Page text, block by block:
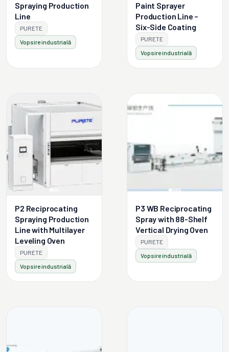
Spraying Production
Line
PURETE
Vopsire industrială
Paint Sprayer
Production Line –
Six-Side Coating
PURETE
Vopsire industrială
P2 Reciprocating
Spraying Production
Line with Multilayer
Leveling Oven
PURETE
Vopsire industrială
P3 WB Reciprocating
Spray with 88-Shelf
Vertical Drying Oven
PURETE
Vopsire industrială